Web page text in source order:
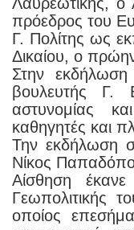
πρόεδρος του
Γ. Πολίτης ως
Δικαίου, ο
Στην εκδήλωση
βουλευτής Γ.
αστυνομίας
καθηγητές και
Την εκδήλωση
Νίκος
Αίσθηση
Γεωπολιτικής
οποίος